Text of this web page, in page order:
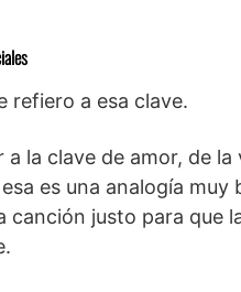
refiero a esa clave.
a la clave de amor, de la
es una analogía muy
canción justo para que